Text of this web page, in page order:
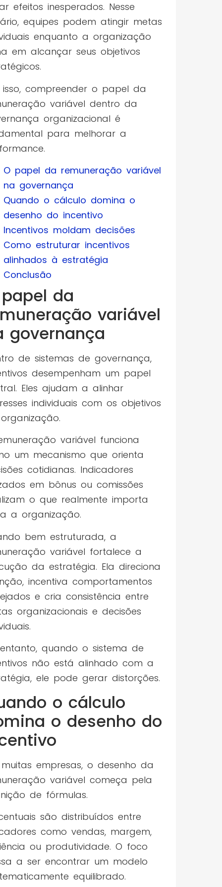
efeitos inesperados. Nesse
equipes podem atingir metas
enquanto a organização
em alcançar seus objetivos
isso, compreender o papel da
variável dentro da
organizacional é
para melhorar a
O papel da remuneração variável
na governança
Quando o cálculo domina o
desenho do incentivo
Incentivos moldam decisões
Como estruturar incentivos
alinhados à estratégia
Conclusão
da
variável
governança
de sistemas de governança,
desempenham um papel
Eles ajudam a alinhar
individuais com os objetivos
variável funciona
um mecanismo que orienta
cotidianas. Indicadores
em bônus ou comissões
o que realmente importa
a organização.
bem estruturada, a
variável fortalece a
da estratégia. Ela direciona
incentiva comportamentos
e cria consistência entre
organizacionais e decisões
quando o sistema de
não está alinhado com a
ele pode gerar distorções.
o cálculo
o desenho do
empresas, o desenho da
variável começa pela
de fórmulas.
são distribuídos entre
como vendas, margem,
ou produtividade. O foco
a ser encontrar um modelo
equilibrado.